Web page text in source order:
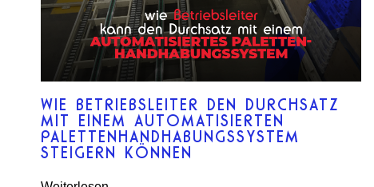
WIE BETRIEBSLEITER DEN DURCHSATZ
MIT EINEM AUTOMATISIERTEN
PALETTENHANDHABUNGSSYSTEM
STEIGERN KÖNNEN